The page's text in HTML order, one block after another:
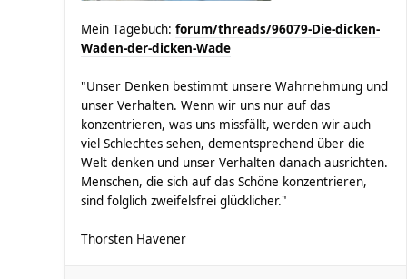
Mein Tagebuch: forum/threads/96079-Die-dicken-
Waden-der-dicken-Wade
"Unser Denken bestimmt unsere Wahrnehmung und
unser Verhalten. Wenn wir uns nur auf das
konzentrieren, was uns missfällt, werden wir auch
viel Schlechtes sehen, dementsprechend über die
Welt denken und unser Verhalten danach ausrichten.
Menschen, die sich auf das Schöne konzentrieren,
sind folglich zweifelsfrei glücklicher."
Thorsten Havener